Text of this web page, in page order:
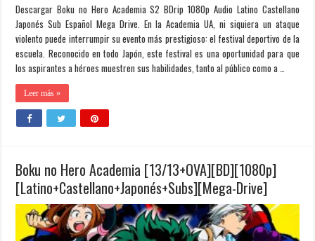
Descargar Boku no Hero Academia S2 BDrip 1080p Audio Latino Castellano
Japonés Sub Español Mega Drive. En la Academia UA, ni siquiera un ataque
violento puede interrumpir su evento más prestigioso: el festival deportivo de la
escuela. Reconocido en todo Japón, este festival es una oportunidad para que
los aspirantes a héroes muestren sus habilidades, tanto al público como a …
Leer más »
Boku no Hero Academia [13/13+OVA][BD][1080p]
[Latino+Castellano+Japonés+Subs][Mega-Drive]